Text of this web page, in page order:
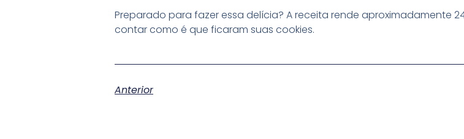
Preparado para fazer essa delícia? A receita rende aproximadamente
contar como é que ficaram suas cookies.
Anterior